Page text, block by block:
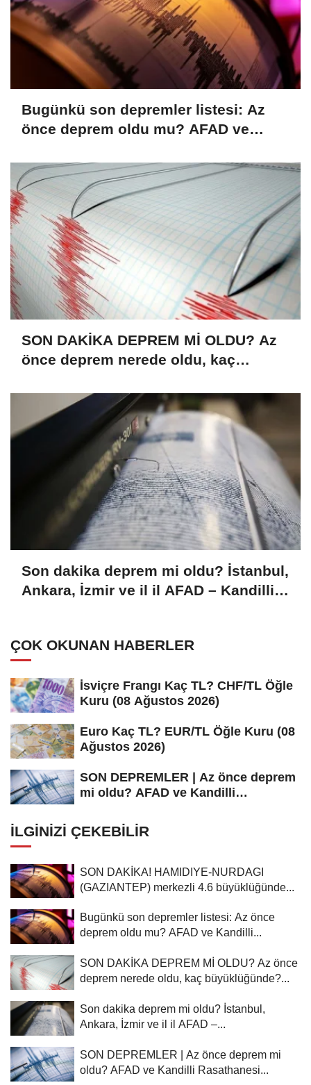
Bugünkü son depremler listesi: Az
önce deprem oldu mu? AFAD ve
SON DAKİKA DEPREM Mİ OLDU? Az
önce deprem nerede oldu, kaç
Kandilli)
Son dakika deprem mi oldu? İstanbul,
Ankara, İzmir ve il il AFAD – Kandilli
ÇOK OKUNAN HABERLER
İsviçre Frangı Kaç TL? CHF/TL Öğle
Kuru (08 Ağustos 2026)
Euro Kaç TL? EUR/TL Öğle Kuru (08
Ağustos 2026)
SON DEPREMLER | Az önce deprem
mi oldu? AFAD ve Kandilli
İLGINIZI ÇEKEBILIR
SON DAKİKA! HAMIDIYE-NURDAGI
(GAZIANTEP) merkezli 4.6 büyüklüğünde...
Bugünkü son depremler listesi: Az önce
deprem oldu mu? AFAD ve Kandilli...
SON DAKİKA DEPREM Mİ OLDU? Az önce
deprem nerede oldu, kaç büyüklüğünde?...
Son dakika deprem mi oldu? İstanbul,
Ankara, İzmir ve il il AFAD –...
SON DEPREMLER | Az önce deprem mi
oldu? AFAD ve Kandilli Rasathanesi...